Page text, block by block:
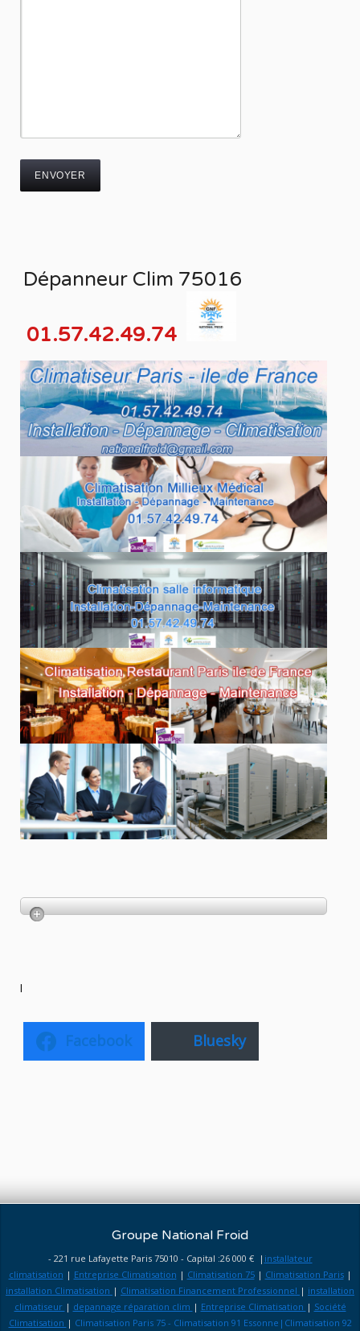
Dépanneur Clim 75016
01.57.42.49.74
l
Facebook Bluesky
Groupe National Froid
- 221 rue Lafayette Paris 75010 - Capital :26 000 € | installateur
climatisation | Entreprise Climatisation | Climatisation 75| Climatisation Paris|
installation Climatisation | Climatisation Financement Professionnel | installation
climatiseur | depannage réparation clim | Entreprise Climatisation | Société
Climatisation | Climatisation Paris 75 - Climatisation 91 Essonne|Climatisation 92